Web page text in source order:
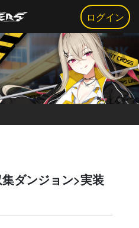
ログイン
ダンジョン>実装